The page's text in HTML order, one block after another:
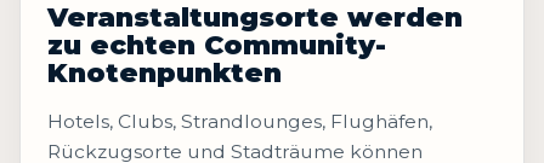
Veranstaltungsorte werden
zu echten Community-
Knotenpunkten
Hotels, Clubs, Strandlounges, Flughäfen,
Rückzugsorte und Stadträume können